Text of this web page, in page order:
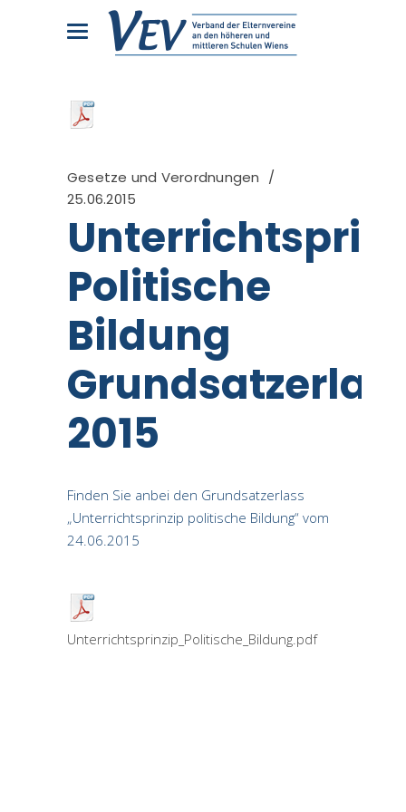
Gesetze und Verordnungen
25.06.2015
Politische
Bildung
2015
Finden Sie anbei den Grundsatzerlass
„Unterrichtsprinzip politische Bildung“ vom
24.06.2015
Unterrichtsprinzip_Politische_Bildung.pdf